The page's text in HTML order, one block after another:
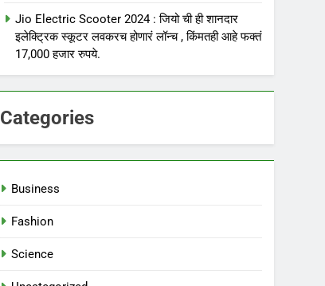
Jio Electric Scooter 2024 : जियो ची ही शानदार
इलेक्ट्रिक स्कूटर लवकरच होणारं लॉन्च , किंमतही आहे फक्तं
17,000 हजार रुपये.
Categories
Business
Fashion
Science